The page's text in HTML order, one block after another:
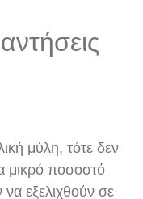
μύλη, τότε δεν
μικρό ποσοστό
εξελιχθούν σε